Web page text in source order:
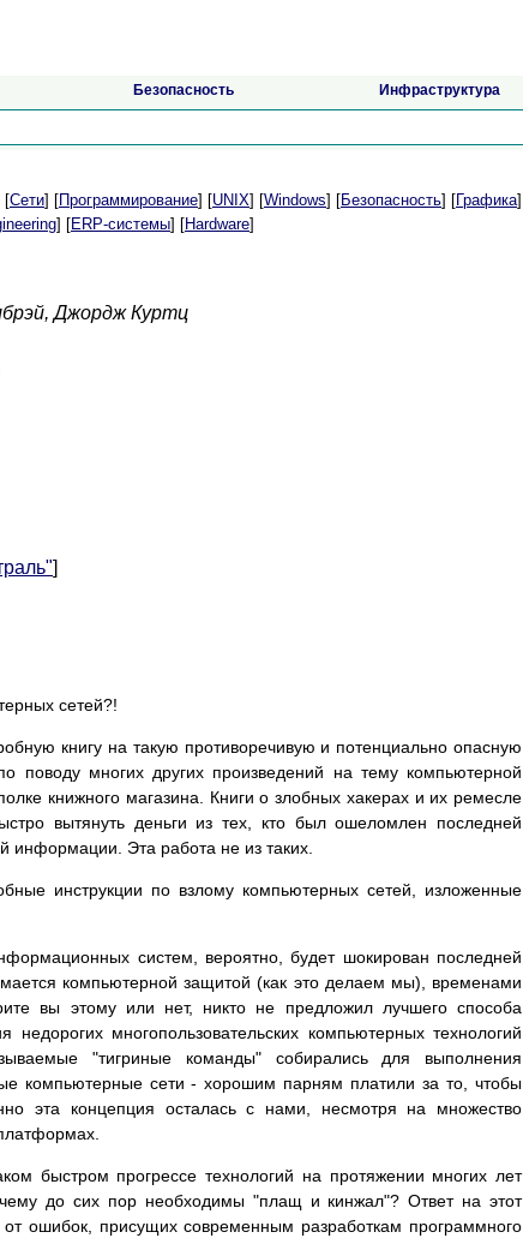
Безопасность Инфраструктура
[Сети] [Программирование] [UNIX] [Windows] [Безопасность] [Графика]
] [ERP-системы] [Hardware]
Джордж Куртц
]
сетей?!
книгу на такую противоречивую и потенциально опасную
поводу многих других произведений на тему компьютерной
книжного магазина. Книги о злобных хакерах и их ремесле
вытянуть деньги из тех, кто был ошеломлен последней
информации. Эта работа не из таких.
инструкции по взлому компьютерных сетей, изложенные
систем, вероятно, будет шокирован последней
компьютерной защитой (как это делаем мы), временами
вы этому или нет, никто не предложил лучшего способа
многопользовательских компьютерных технологий
"тигриные команды" собирались для выполнения
компьютерные сети - хорошим парням платили за то, чтобы
эта концепция осталась с нами, несмотря на множество
быстром прогрессе технологий на протяжении многих лет
до сих пор необходимы "плащ и кинжал"? Ответ на этот
ошибок, присущих современным разработкам программного